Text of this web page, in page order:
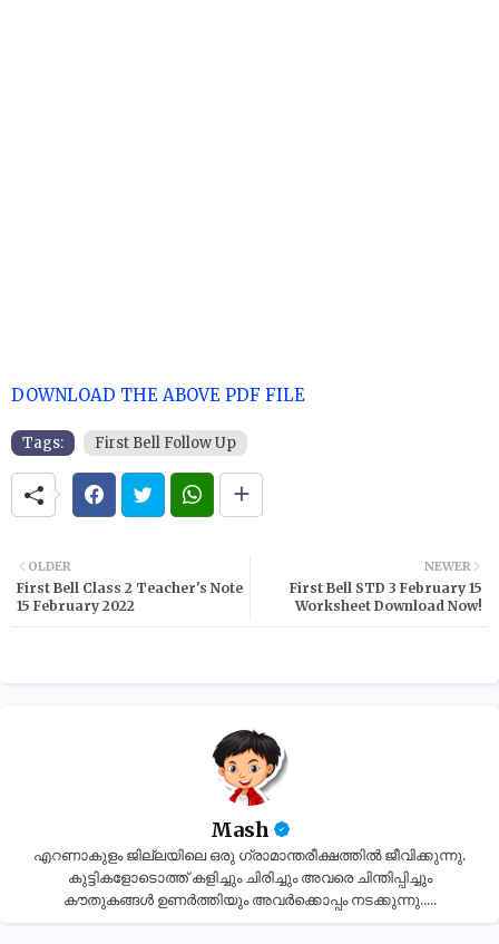
DOWNLOAD THE ABOVE PDF FILE
Tags: First Bell Follow Up
NEWER
First Bell STD 3 February 15
Worksheet Download Now!
OLDER
First Bell Class 2 Teacher's Note
15 February 2022
Mash
എറണാകുളം ജില്ലയിലെ ഒരു ഗ്രാമാന്തരീക്ഷത്തിൽ ജീവിക്കുന്നു.
കുട്ടികളോടൊത്ത് കളിച്ചും ചിരിച്ചും അവരെ ചിന്തിപ്പിച്ചും
കൗതുകങ്ങൾ ഉണർത്തിയും അവർക്കൊപ്പം നടക്കുന്നു.....